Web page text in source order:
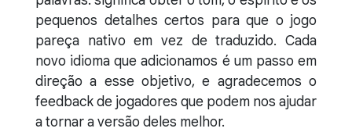
pequenos detalhes certos para que o jogo
pareça nativo em vez de traduzido. Cada
novo idioma que adicionamos é um passo em
direção a esse objetivo, e agradecemos o
feedback de jogadores que podem nos ajudar
a tornar a versão deles melhor.